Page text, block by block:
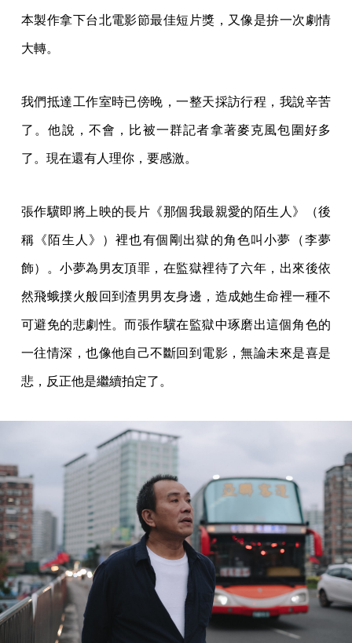
本製作拿下台北電影節最佳短片獎，又像是拚一次劇情
大轉。
我們抵達工作室時已傍晚，一整天採訪行程，我說辛苦
了。他說，不會，比被一群記者拿著麥克風包圍好多
了。現在還有人理你，要感激。
張作驥即將上映的長片《那個我最親愛的陌生人》（後
稱《陌生人》）裡也有個剛出獄的角色叫小夢（李夢
飾）。小夢為男友頂罪，在監獄裡待了六年，出來後依
然飛蛾撲火般回到渣男男友身邊，造成她生命裡一種不
可避免的悲劇性。而張作驥在監獄中琢磨出這個角色的
一往情深，也像他自己不斷回到電影，無論未來是喜是
悲，反正他是繼續拍定了。